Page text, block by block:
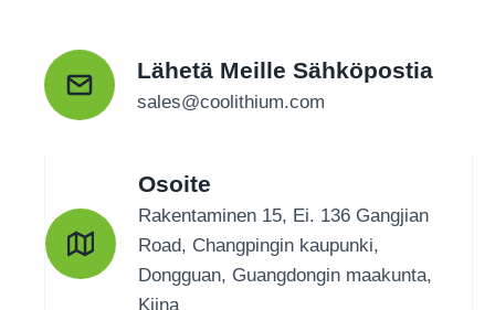
Lähetä Meille Sähköpostia
sales@coolithium.com
Osoite
Rakentaminen 15, Ei. 136 Gangjian
Road, Changpingin kaupunki,
Dongguan, Guangdongin maakunta,
Kiina